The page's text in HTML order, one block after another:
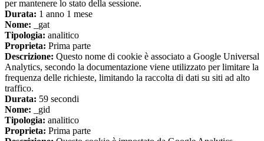
per mantenere lo stato della sessione.
Durata: 1 anno 1 mese
Nome: _gat
Tipologia: analitico
Proprieta: Prima parte
Descrizione: Questo nome di cookie è associato a Google Universal
Analytics, secondo la documentazione viene utilizzato per limitare la
frequenza delle richieste, limitando la raccolta di dati su siti ad alto
traffico.
Durata: 59 secondi
Nome: _gid
Tipologia: analitico
Proprieta: Prima parte